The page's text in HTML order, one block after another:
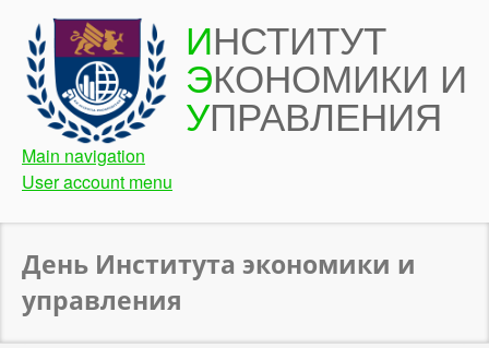
Перейти
основному
содержанию
ИНСТИТУТ
ЭКОНОМИКИ И
УПРАВЛЕНИЯ
Main navigation
User account menu
День Института экономики и
управления